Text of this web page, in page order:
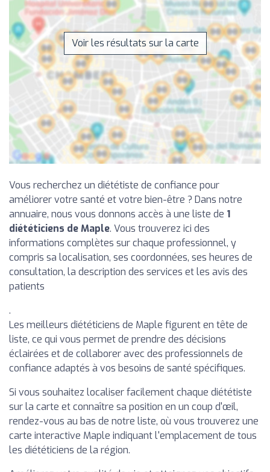
Voir les résultats sur la carte
Vous recherchez un diététiste de confiance pour
améliorer votre santé et votre bien-être ? Dans notre
annuaire, nous vous donnons accès à une liste de 1
diététiciens de Maple. Vous trouverez ici des
informations complètes sur chaque professionnel, y
compris sa localisation, ses coordonnées, ses heures de
consultation, la description des services et les avis des
patients
.
Les meilleurs diététiciens de Maple figurent en tête de
liste, ce qui vous permet de prendre des décisions
éclairées et de collaborer avec des professionnels de
confiance adaptés à vos besoins de santé spécifiques.
Si vous souhaitez localiser facilement chaque diététiste
sur la carte et connaître sa position en un coup d'œil,
rendez-vous au bas de notre liste, où vous trouverez une
carte interactive Maple indiquant l'emplacement de tous
les diététiciens de la région.